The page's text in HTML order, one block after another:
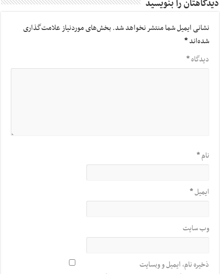
دیدگاهتان را بنویسید
نشانی ایمیل شما منتشر نخواهد شد.بخش‌های موردنیاز علامت‌گذاری
شده‌اند*
دیدگاه*
نام*
ایمیل*
وب‌ سایت
ذخیره نام، ایمیل و وبسایت